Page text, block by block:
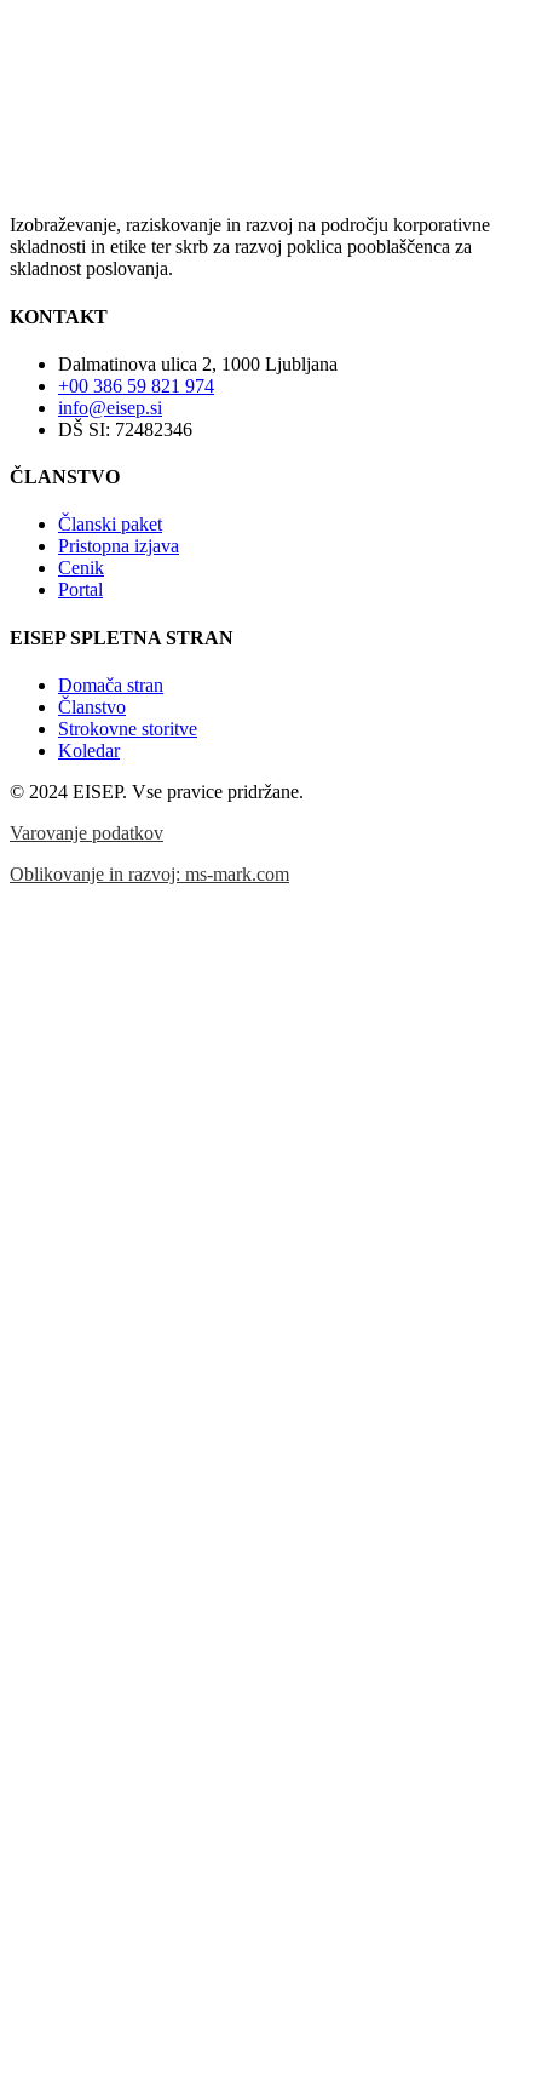
Izobraževanje, raziskovanje in razvoj na področju korporativne
skladnosti in etike ter skrb za razvoj poklica pooblaščenca za
skladnost poslovanja.
KONTAKT
Dalmatinova ulica 2, 1000 Ljubljana
+00 386 59 821 974
info@eisep.si
DŠ SI: 72482346
ČLANSTVO
Članski paket
Pristopna izjava
Cenik
Portal
EISEP SPLETNA STRAN
Domača stran
Članstvo
Strokovne storitve
Koledar
© 2024 EISEP. Vse pravice pridržane.
Varovanje podatkov
Oblikovanje in razvoj: ms-mark.com